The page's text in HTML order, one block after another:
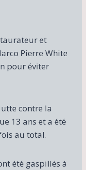
et
Pierre White
pour éviter
contre la
13 ans et a été
au total.
été gaspillés à